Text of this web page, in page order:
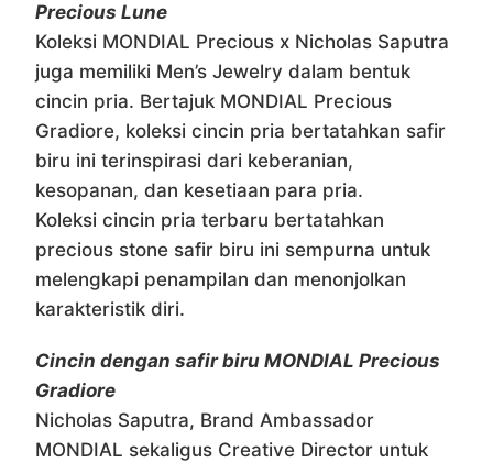
Precious Lune
Koleksi MONDIAL Precious x Nicholas Saputra
juga memiliki Men’s Jewelry dalam bentuk
cincin pria. Bertajuk MONDIAL Precious
Gradiore, koleksi cincin pria bertatahkan safir
biru ini terinspirasi dari keberanian,
kesopanan, dan kesetiaan para pria.
Koleksi cincin pria terbaru bertatahkan
precious stone safir biru ini sempurna untuk
melengkapi penampilan dan menonjolkan
karakteristik diri.
Cincin dengan safir biru MONDIAL Precious
Gradiore
Nicholas Saputra, Brand Ambassador
MONDIAL sekaligus Creative Director untuk